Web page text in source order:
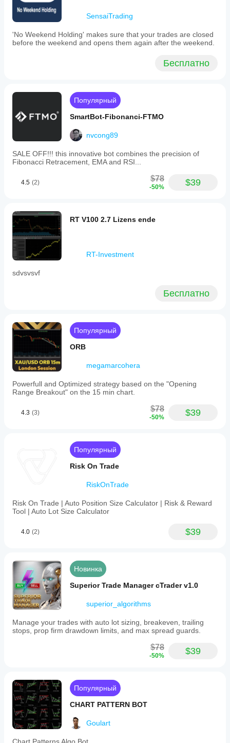
SensaiTrading
'No Weekend Holding' makes sure that your trades are closed
before the weekend and opens them again after the weekend.
Бесплатно
Популярный
SmartBot-Fibonanci-FTMO
nvcong89
SALE OFF!!! this innovative bot combines the precision of
Fibonacci Retracement, EMA and RSI...
4.5 (2) $78
-50% $39
RT V100 2.7 Lizens ende
RT-Investment
sdvsvsvf
Бесплатно
Популярный
ORB
megamarcohera
Powerfull and Optimized strategy based on the "Opening
Range Breakout" on the 15 min chart.
4.3 (3) $78
-50% $39
Популярный
Risk On Trade
RiskOnTrade
Risk On Trade | Auto Position Size Calculator | Risk & Reward
Tool | Auto Lot Size Calculator
4.0 (2) $39
Новинка
Superior Trade Manager cTrader v1.0
superior_algorithms
Manage your trades with auto lot sizing, breakeven, trailing
stops, prop firm drawdown limits, and max spread guards.
$78
-50% $39
Популярный
CHART PATTERN BOT
Goulart